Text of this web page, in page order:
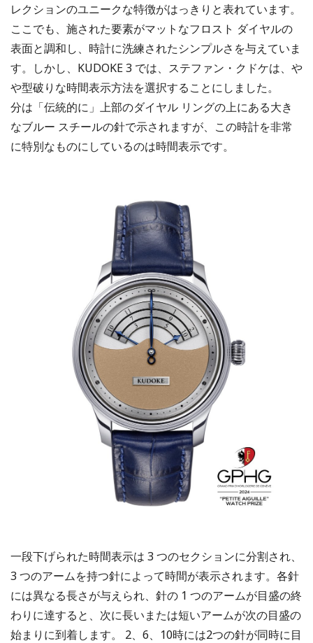
レクションのユニークな特徴がはっきりと表れています。
ここでも、施された要素がマットなフロスト ダイヤルの
表面と調和し、時計に洗練されたシンプルさを与えていま
す。しかし、KUDOKE 3 では、ステファン・クドケは、や
や型破りな時間表示方法を選択することにしました。
分は「伝統的に」上部のダイヤル リングの上にある大き
なブルー スチールの針で示されますが、この時計を非常
に特別なものにしているのは時間表示です。
一段下げられた時間表示は 3 つのセクションに分割され、
3 つのアームを持つ針によって時間が表示されます。各針
には異なる長さが与えられ、針の 1 つのアームが目盛の終
わりに達すると、次に長いまたは短いアームが次の目盛の
始まりに到着します。 2、6、10時には2つの針が同時に目